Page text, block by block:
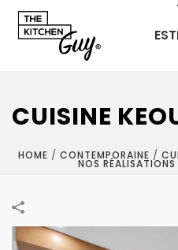
CUISINE
HOME / CONTEMPORAINE /
NOS RÉALISATIONS